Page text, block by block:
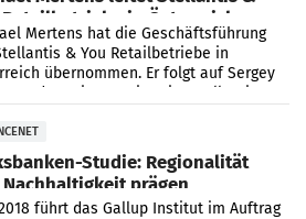
in Österreich
Mertens hat die Geschäftsführung
& You Retailbetriebe in
übernommen. Er folgt auf Sergey
der seine Karriere im Stellantis-
Studie: Regionalität
prägen
Unternehmen
führt das Gallup Institut im Auftrag